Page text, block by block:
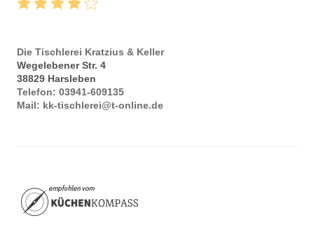
Die Tischlerei Kratzius & Keller
Wegelebener Str. 4
38829 Harsleben
Telefon: 03941-609135
Mail: kk-tischlerei@t-online.de